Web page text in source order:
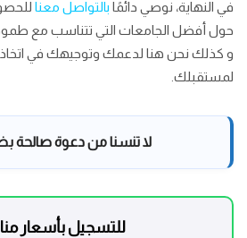
في النهاية، نوصي دائمًا بالتواصل معنا
حول أفضل الجامعات التي تتناسب مع
و كذلك نحن هنا لدعمك وتوجيهك في اتخاذ
لمستقبلك.
لا تنسنا من دعوة صالحة
للتسجيل بأسعار